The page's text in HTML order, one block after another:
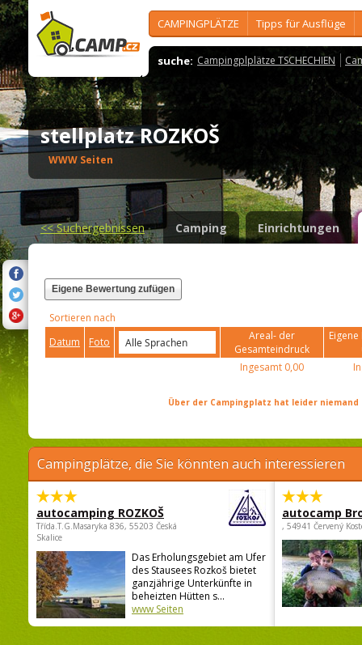
CAMPINGPLÄTZE Tipps für Ausflüge
suche: Campingplplätze TSCHECHIEN
stellplatz ROZKOŠ
WWW Seiten
<<Suchergebnissen Camping Einrichtungen
Eigene Bewertung zufügen
Sortieren nach
Datum
Foto
Areal- der
Gesamteindruck
Ingesamt 0,00
Über der Campingplatz hat leider
Campingplätze, die Sie könnten auch interessieren
autocamping ROZKOŠ
Třída.T.G.Masaryka 836, 55203 Česká
Skalice
Das Erholungsgebiet am Ufer
des Stausees Rozkoš bietet
ganzjährige Unterkünfte in
beheizten Hütten s...
www Seiten
autocamp
, 54941 Červený